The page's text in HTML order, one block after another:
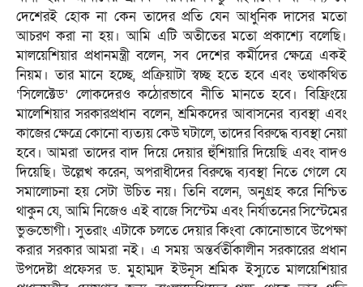
দেশেরই হোক না কেন তাদের প্রতি যেন আধুনিক দাসের মতো
আচরণ করা না হয়। আমি এটি অতীতের মতো প্রকাশ্যে বলেছি।
মালয়েশিয়ার প্রধানমন্ত্রী বলেন, সব দেশের কর্মীদের ক্ষেত্রে একই
নিয়ম। তার মানে হচ্ছে, প্রক্রিয়াটা স্বচ্ছ হতে হবে এবং তথাকথিত
‘সিলেক্টেড’ লোকদেরও কঠোরভাবে নীতি মানতে হবে। বিফ্রিংয়ে
মালেশিয়ার সরকারপ্রধান বলেন, শ্রমিকদের আবাসনের ব্যবস্থা এবং
কাজের ক্ষেত্রে কোনো ব্যত্যয় কেউ ঘটালে, তাদের বিরুদ্ধে ব্যবস্থা নেয়া
হবে। আমরা তাদের বাদ দিয়ে দেয়ার হুঁশিয়ারি দিয়েছি এবং বাদও
দিয়েছি। উল্লেখ করেন, অপরাধীদের বিরুদ্ধে ব্যবস্থা নিতে গেলে যে
সমালোচনা হয় সেটা উচিত নয়। তিনি বলেন, অনুগ্রহ করে নিশ্চিত
থাকুন যে, আমি নিজেও এই বাজে সিস্টেম এবং নির্যাতনের সিস্টেমের
ভুক্তভোগী। সুতরাং এটাকে চলতে দেয়ার কিংবা কোনোভাবে উপেক্ষা
করার সরকার আমরা নই। এ সময় অন্তর্বর্তীকালীন সরকারের প্রধান
উপদেষ্টা প্রফেসর ড. মুহাম্মদ ইউনূস শ্রমিক ইস্যুতে মালয়েশিয়ার